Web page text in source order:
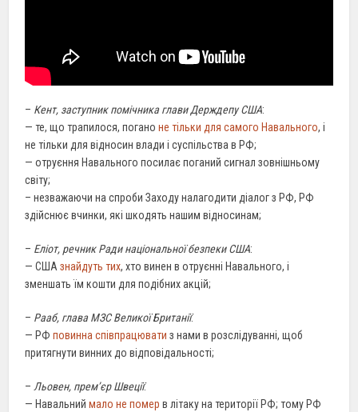
– Кент, заступник помічника глави Держдепу США:
— те, що трапилося, поганоне тільки для самого Навального, і
не тільки для відносин влади і суспільства в РФ;
— отруєння Навального посилає поганий сигнал зовнішньому
світу;
– незважаючи на спроби Заходу налагодити діалог з РФ, РФ
здійснює вчинки, які шкодять нашим відносинам;
– Еліот, речник Ради національної безпеки США:
— СШАзнайдуть тих, хто винен в отруєнні Навального, і
зменшать їм кошти для подібних акцій;
– Рааб, глава МЗС Великої Британії:
— РФповинна співпрацювати з нами в розслідуванні, щоб
притягнути винних до відповідальності;
–Льовен, прем’єр Швеції:
— Навальниймало не помер в літаку на території РФ; тому РФ